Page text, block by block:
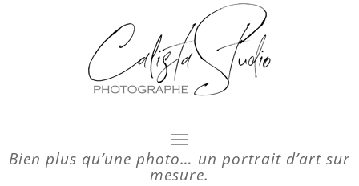
Bien plus qu’une photo… un portrait d’art sur
mesure.